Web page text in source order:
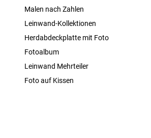
Malen nach Zahlen
Leinwand-Kollektionen
Herdabdeckplatte mit Foto
Fotoalbum
Leinwand Mehrteiler
Foto auf Kissen